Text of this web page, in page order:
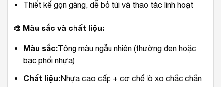
Thiết kế gọn gàng, dễ bỏ túi và thao tác linh hoạt
🎨 Màu sắc và chất liệu:
Màu sắc:Tông màu ngẫu nhiên (thường đen hoặc
bạc phối nhựa)
Chất liệu:Nhựa cao cấp + cơ chế lò xo chắc chắn